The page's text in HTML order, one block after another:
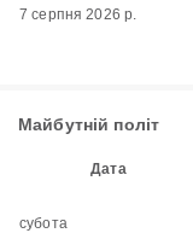
7 серпня 2026 р.
Майбутній політ
Дата
субота